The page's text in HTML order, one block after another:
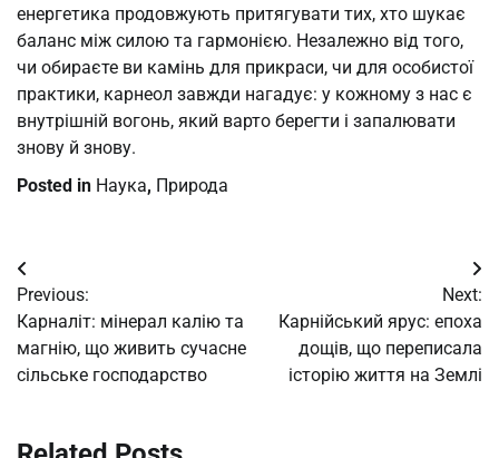
енергетика продовжують притягувати тих, хто шукає
баланс між силою та гармонією. Незалежно від того,
чи обираєте ви камінь для прикраси, чи для особистої
практики, карнеол завжди нагадує: у кожному з нас є
внутрішній вогонь, який варто берегти і запалювати
знову й знову.
Posted in Наука, Природа
Post
navigation
Previous:
Карналіт: мінерал калію та
магнію, що живить сучасне
сільське господарство
Next:
Карнійський ярус: епоха
дощів, що переписала
історію життя на Землі